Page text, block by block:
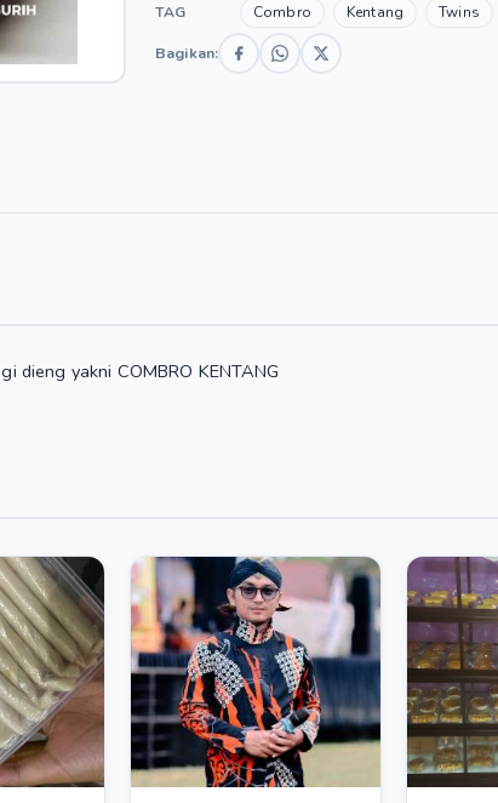
TAG Combro Kentang Twins
Bagikan:
dieng yakni COMBRO KENTANG